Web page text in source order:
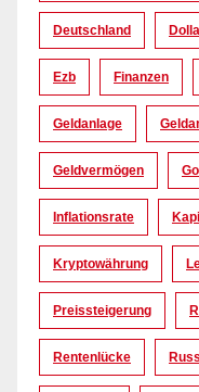
Deutschland
Ezb Finanzen
Geldanlage
Geldvermögen
Inflationsrate
Kryptowährung
Preissteigerung
Rentenlücke